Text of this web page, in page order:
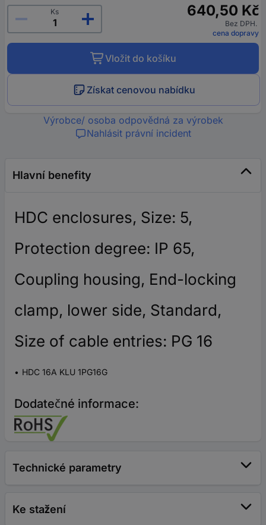
Ks
640,50 Kč
Bez DPH.
cena dopravy
Vložit do košíku
Získat cenovou nabídku
Výrobce/ osoba odpovědná za výrobek
Nahlásit právní incident
Hlavní benefity
HDC enclosures, Size: 5,
Protection degree: IP 65,
Coupling housing, End-locking
clamp, lower side, Standard,
Size of cable entries: PG 16
HDC 16A KLU 1PG16G
Dodatečné informace:
Technické parametry
Ke stažení